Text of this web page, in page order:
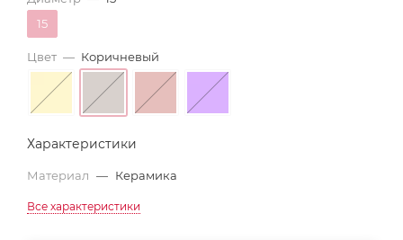
15
Цвет — Коричневый
Характеристики
Материал — Керамика
Все характеристики